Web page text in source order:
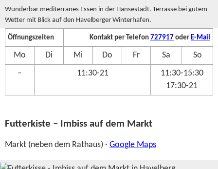
Wunderbar mediterranes Essen in der Hansestadt. Terrasse bei gutem
Wetter mit Blick auf den Havelberger Winterhafen.
Öffnungszeiten Kontakt per Telefon 727917 oder E-Mail
Mo Di Mi Do Fr Sa So
– 11:30-21
11:30-15:30
17:30-21
Futterkiste – Imbiss auf dem Markt
Markt (neben dem Rathaus) · Google Maps